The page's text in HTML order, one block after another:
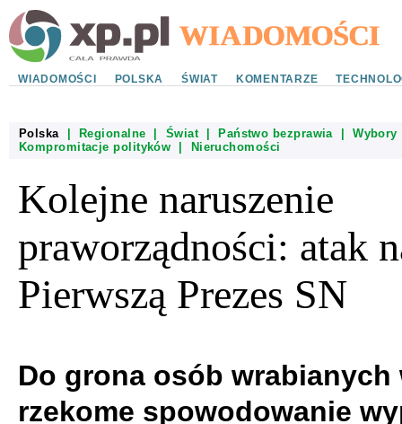
WIADOMOŚCI POLSKA ŚWIAT KOMENTARZE
Polska| Regionalne Świat| Państwo bezprawia|Wybory
Kompromitacje polityków
Nieruchomości
Kolejne naruszenie
praworządności: atak
Pierwszą Prezes SN
Do grona osób wrabianych
rzekome spowodowanie